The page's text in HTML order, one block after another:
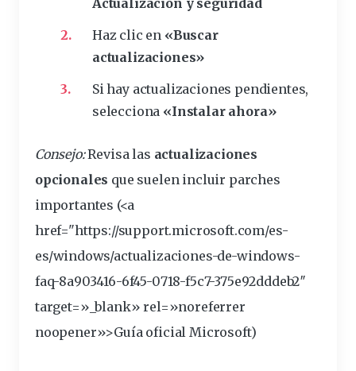
Actualización y seguridad
Haz clic en «Buscar
actualizaciones»
Si hay actualizaciones pendientes,
selecciona «Instalar ahora»
Consejo:Revisa las actualizaciones
opcionales que suelen incluir parches
importantes (<a
href="https://support.microsoft.com/es-
es/windows/actualizaciones-de-windows-
faq-8a903416-6f45-0718-f5c7-375e92dddeb2″
target=»_blank» rel=»noreferrer
noopener»>Guía oficial Microsoft)